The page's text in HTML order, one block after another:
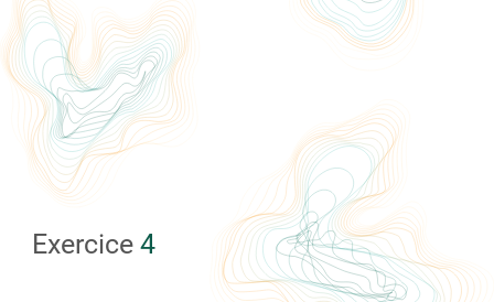
Exercice 4